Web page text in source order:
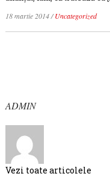
18 martie 2014/Uncategorized
ADMIN
Vezi toate articolele